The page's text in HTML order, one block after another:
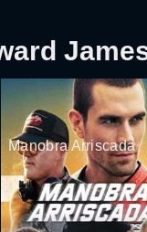
Manobra Arriscada